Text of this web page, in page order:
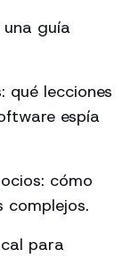
guía
qué lecciones
espía
cómo
complejos.
para